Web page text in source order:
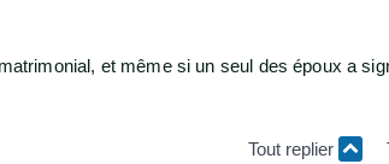
et même si un seul des époux a
Tout replier